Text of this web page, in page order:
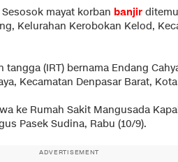
Sesosok mayat korban banjir
Kelurahan Kerobokan Kelod,
(IRT) bernama Endang
Kecamatan Denpasar Barat,
ke Rumah Sakit Mangusada
Pasek Sudina, Rabu (10/9).
ADVERTISEMENT